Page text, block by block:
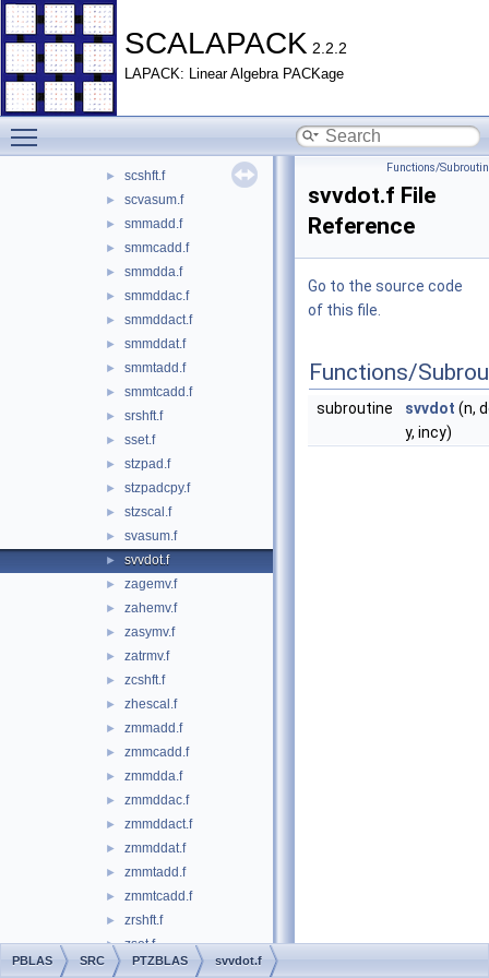
SCALAPACK 2.2.2
LAPACK: Linear Algebra PACKage
►
► pxerbla.f
► sagemv.f
► sascal.f
►
► satrmv.f
► scshft.f
► scvasum.f
► smmadd.f
► smmcadd.f
► smmdda.f
► smmddac.f
► smmddact.f
► smmddat.f
► smmtadd.f
► smmtcadd.f
► srshft.f
► sset.f
► stzpad.f
► stzpadcpy.f
► stzscal.f
► svasum.f
► svvdot.f
► zagemv.f
► zahemv.f
► zasymv.f
► zatrmv.f
► zcshft.f
► zhescal.f
► zmmadd.f
► zmmcadd.f
► zmmdda.f
► zmmddac.f
► zmmddact.f
► zmmddat.f
► zmmtadd.f
► zmmtcadd.f
► zrshft.f
► zset.f
► zsymv.f
Functions/
svvdot.f File
Reference
Go to the source code
of this file.
Functions/
subroutine svvdot (n,
y, incy)
PBLAS SRC PTZBLAS svvdot.f